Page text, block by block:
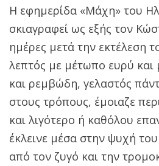
Η εφημερίδα «Μάχη» του
σκιαγραφεί ως εξής τον
ημέρες μετά την εκτέλεση
λεπτός με μέτωπο ευρύ και
και ρεμβώδη, γελαστός
στους τρόπους, έμοιαζε
και λιγότερο ή καθόλου
έκλεινε μέσα στην ψυχή
από τον ζυγό και την